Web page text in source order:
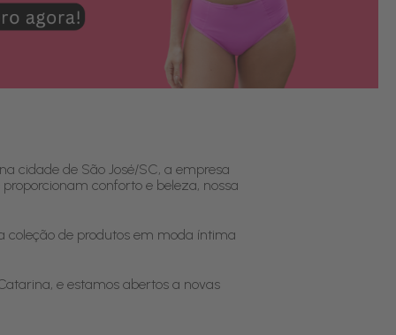
cidade de São José/SC, a empresa
conforto e beleza, nossa
coleção de produtos em moda íntima
e estamos abertos a novas